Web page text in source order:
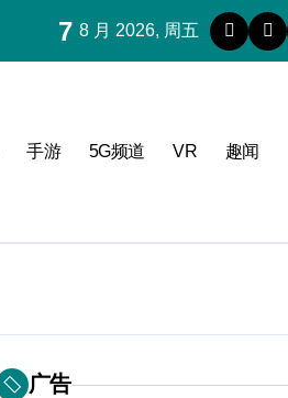
7 8 月 2026, 周五
手游 5G频道 VR 趣闻
广告